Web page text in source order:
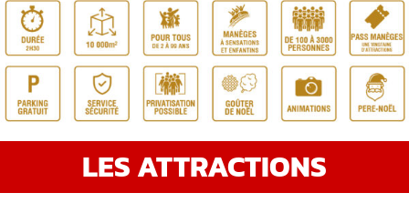
LES ATTRACTIONS